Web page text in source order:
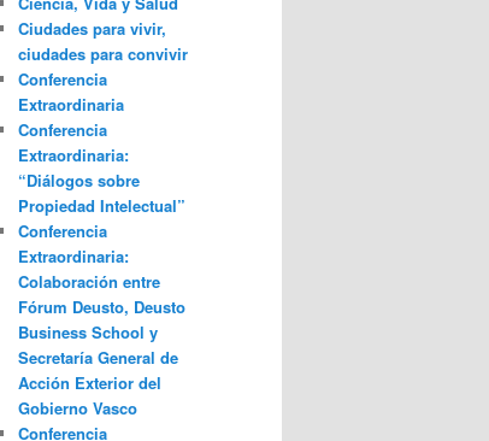
Ciudades para vivir,
ciudades para convivir
Conferencia
Extraordinaria
Conferencia
Extraordinaria:
“Diálogos sobre
Propiedad Intelectual”
Conferencia
Extraordinaria:
Colaboración entre
Fórum Deusto, Deusto
Business School y
Secretaría General de
Acción Exterior del
Gobierno Vasco
Conferencia